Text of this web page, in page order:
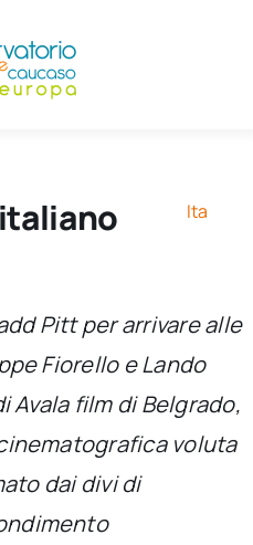
Ita
Pitt per arrivare alle
Fiorello e Lando
Avala film di Belgrado,
voluta
dai divi di